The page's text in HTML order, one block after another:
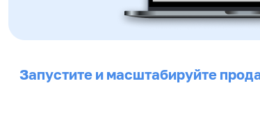
Запустите и масштабируйте